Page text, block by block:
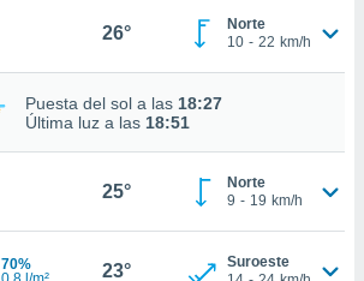
26°
Norte
10 - 22 km/h
Puesta del sol a las 18:27
Última luz a las 18:51
25°
Norte
9 - 19 km/h
70%
23°
Suroeste